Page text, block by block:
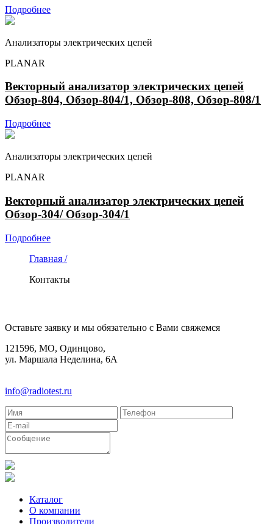
Подробнее
Анализаторы электрических цепей
PLANAR
Векторный анализатор электрических цепей
Обзор-804, Обзор-804/1, Обзор-808, Обзор-808/1
Подробнее
Анализаторы электрических цепей
PLANAR
Векторный анализатор электрических цепей
Обзор-304/ Обзор-304/1
Подробнее
Главная /
Контакты
Оставьте заявку и мы обязательно с Вами свяжемся
121596, МО, Одинцово,
ул. Маршала Неделина, 6А
info@radiotest.ru
Каталог
О компании
Производители